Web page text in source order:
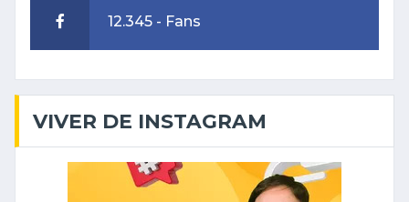
12.345 - Fans
VIVER DE INSTAGRAM